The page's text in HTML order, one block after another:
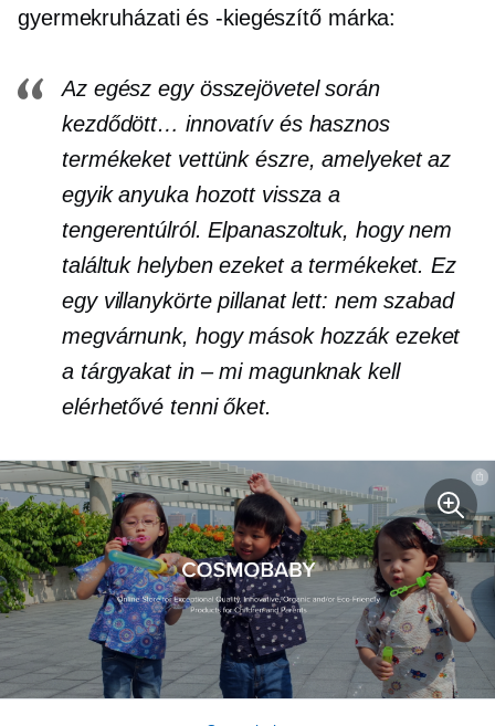
gyermekruházati és -kiegészítő márka:
Az egész egy összejövetel során
kezdődött… innovatív és hasznos
termékeket vettünk észre, amelyeket az
egyik anyuka hozott vissza a
tengerentúlról. Elpanaszoltuk, hogy nem
találtuk helyben ezeket a termékeket. Ez
egy villanykörte pillanat lett: nem szabad
megvárnunk, hogy mások hozzák ezeket
a tárgyakat in – mimagunknak kell
elérhetővé tenni őket.